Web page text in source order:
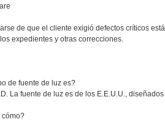
de que el cliente exigió defectos críticos
expedientes y otras correcciones.
de fuente de luz es?
La fuente de luz es de los E.E.U.U.,
cómo?